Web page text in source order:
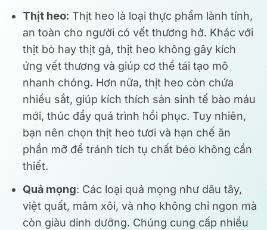
Thịt heo: Thịt heo là loại thực phẩm lành tính,
an toàn cho người có vết thương hở. Khác với
thịt bò hay thịt gà, thịt heo không gây kích
ứng vết thương và giúp cơ thể tái tạo mô
nhanh chóng. Hơn nữa, thịt heo còn chứa
nhiều sắt, giúp kích thích sản sinh tế bào máu
mới, thúc đẩy quá trình hồi phục. Tuy nhiên,
bạn nên chọn thịt heo tươi và hạn chế ăn
phần mỡ để tránh tích tụ chất béo không cần
thiết.
Quả mọng: Các loại quả mọng như dâu tây,
việt quất, mâm xôi, và nho không chỉ ngon mà
còn giàu dinh dưỡng. Chúng cung cấp nhiều